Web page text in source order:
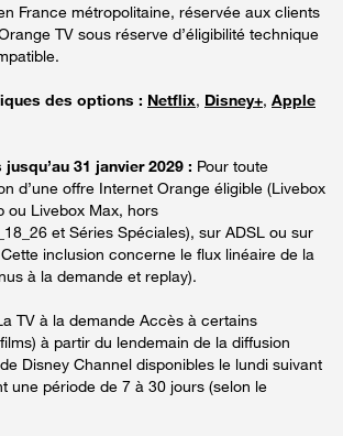
France métropolitaine, réservée aux clients
TV sous réserve d’éligibilité technique
des options : Netflix, Disney+, Apple
31 janvier 2029 : Pour toute
d’une offre Internet Orange éligible (Livebox
ou Livebox Max, hors
et Séries Spéciales), sur ADSL ou sur
inclusion concerne le flux linéaire de la
à la demande et replay).
TV à la demande Accès à certains
à partir du lendemain de la diffusion
Disney Channel disponibles le lundi suivant
une période de 7 à 30 jours (selon le